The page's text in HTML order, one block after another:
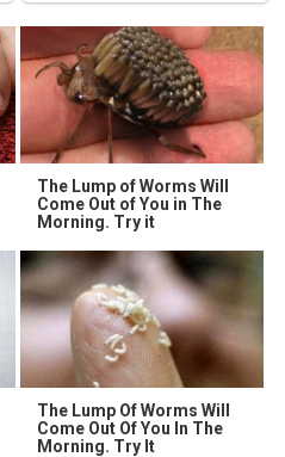
The Lump of Worms Will
Come Out of You in The
Morning. Try it
The Lump Of Worms Will
Come Out Of You In The
Morning. Try It